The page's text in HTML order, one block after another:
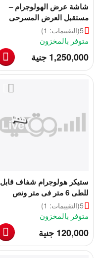
شاشة عرض الهولوجرام –
مستقبل العرض المسرحى
الثلاثي الابعاد
5(التقييمات: 1)
متوفر بالمخزون
جنية 1,250,000
ستيكر هولوجرام شفاف قابل
للطى 6 متر فى متر ونص
5(التقييمات: 1)
متوفر بالمخزون
جنية 120,000